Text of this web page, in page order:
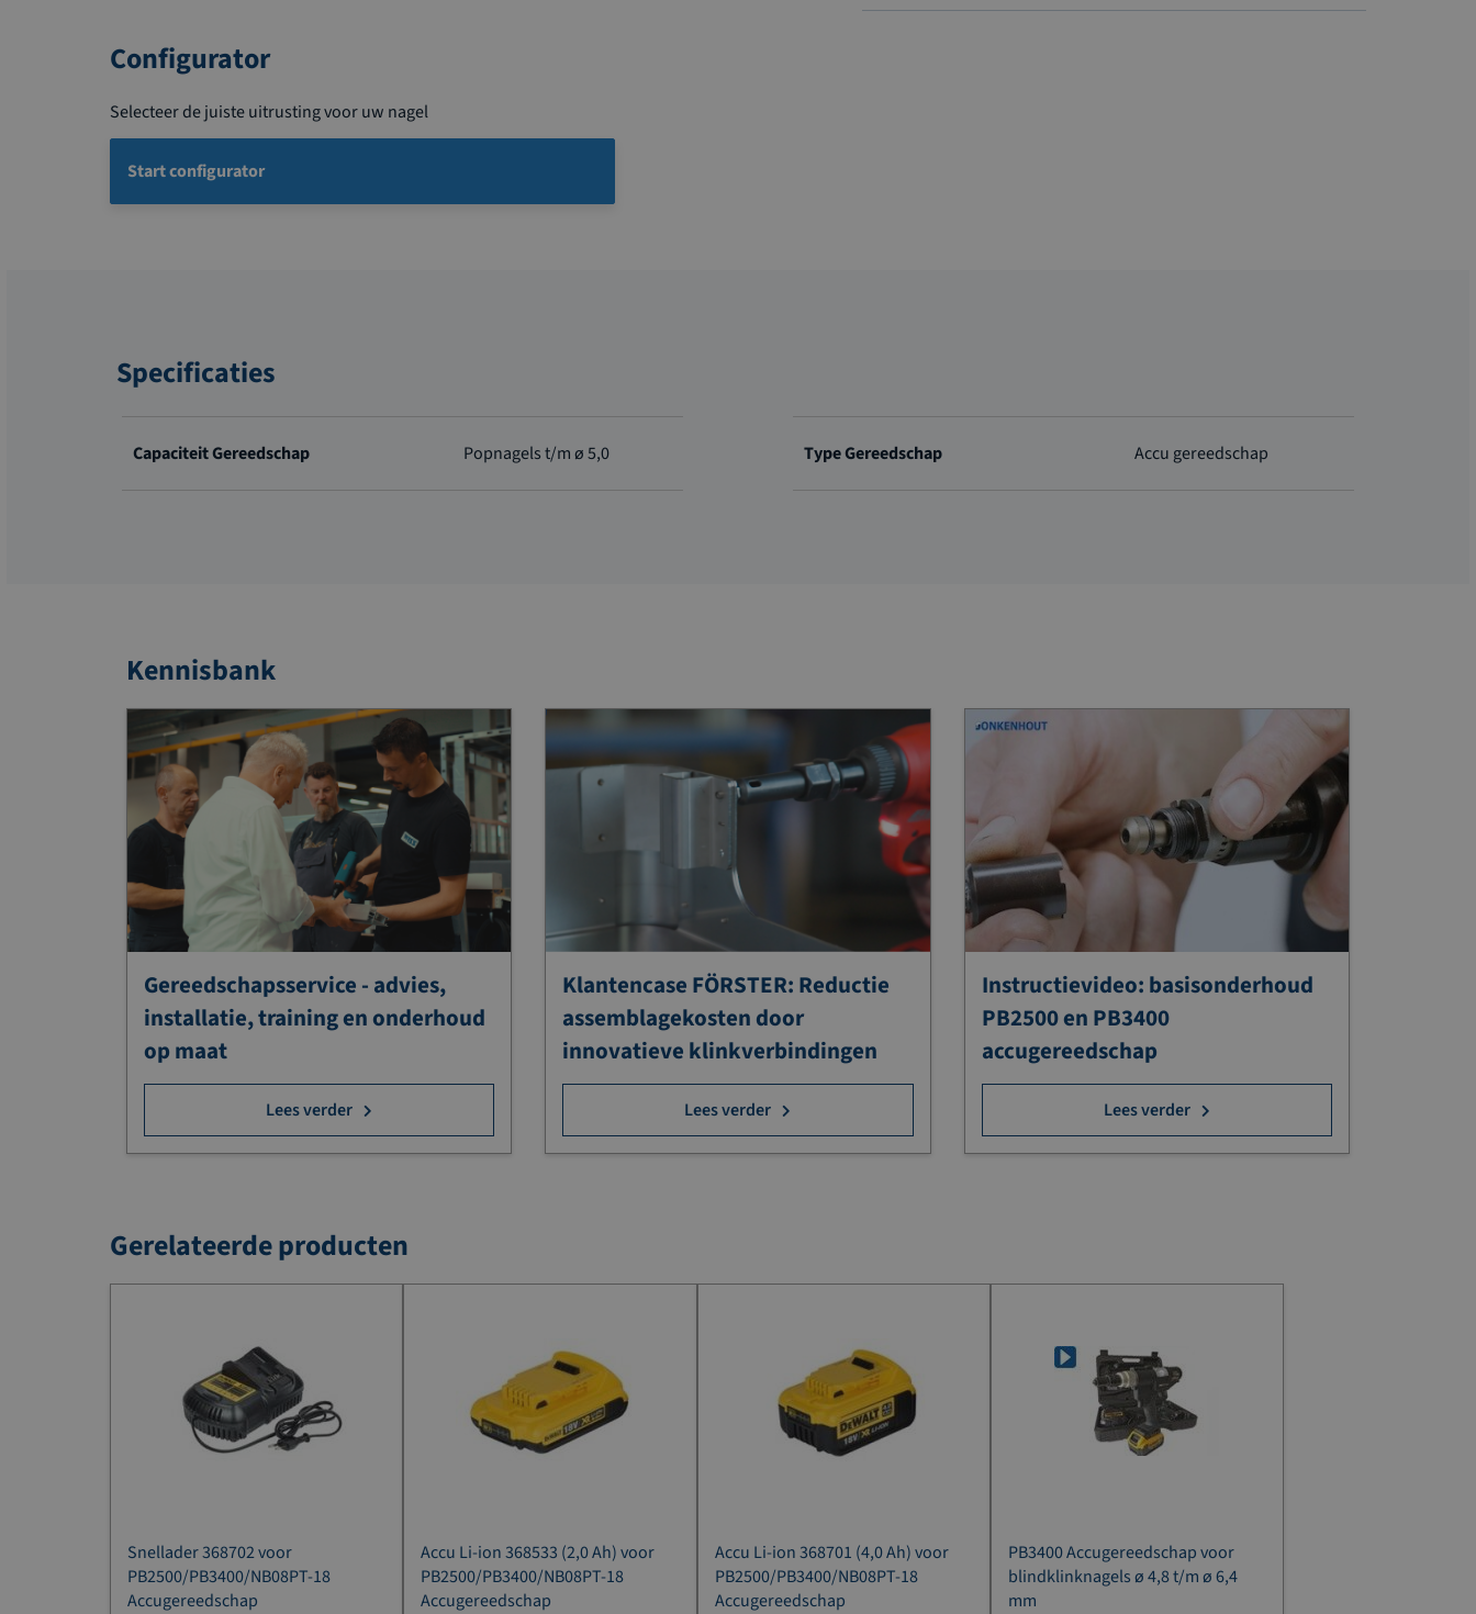
Configurator
Selecteer de juiste uitrusting voor uw nagel
Start configurator
Specificaties
informatie
Capaciteit Gereedschap Popnagels t/m ø 5,0 Type Gereedschap Accu gereedschap
Kennisbank
Gereedschapsservice - advies,
installatie, training en onderhoud
op maat
Lees verder
Klantencase FÖRSTER: Reductie
assemblagekosten door
innovatieve klinkverbindingen
Lees verder
Instructievideo: basisonderhoud
PB2500 en PB3400
accugereedschap
Lees verder
Gerelateerde producten
Snellader 368702 voor
PB2500/PB3400/NB08PT-18
Accugereedschap
Accu Li-ion 368533 (2,0 Ah) voor
PB2500/PB3400/NB08PT-18
Accugereedschap
Accu Li-ion 368701 (4,0 Ah) voor
PB2500/PB3400/NB08PT-18
Accugereedschap
PB3400 Accugereedschap voor
blindklinknagels ø 4,8 t/m ø 6,4
mm